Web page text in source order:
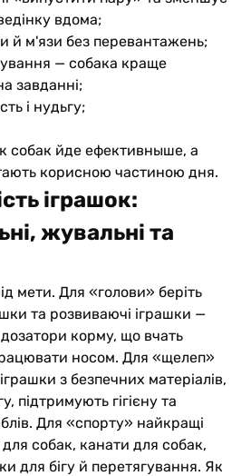
вдома;
й м'язи без перевантажень;
— собака краще
завданні;
і нудьгу;
собак йде ефективныше, а
корисною частиною дня.
іграшок:
жувальні та
мети. Для «голови» беріть
та розвиваючі іграшки —
корму, що вчать
носом. Для «щелеп»
з безпечних матеріалів,
підтримують гігієну та
Для «спорту» найкращі
для собак, канати для собак,
для бігу й перетягування. Як